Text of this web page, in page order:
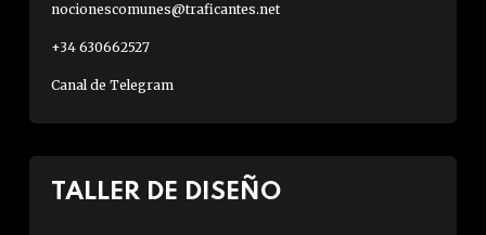
nocionescomunes@traficantes.net
+34 630662527
Canal de Telegram
TALLER DE DISEÑO